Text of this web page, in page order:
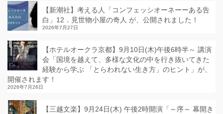
【新潮社】考える人「コンフェッシオーネーーある告
白」12．見世物小屋の奇人 が、公開されました！
2026年7月27日
【ホテルオークラ京都】9月10日(木)午後6時半～ 講演
会「国境を越えて、多様な文化の中を行き抜いてきた
経験から学ぶ 「とらわれない生き方」のヒント」が、
開催されます！
2026年7月26日
【三越文楽】9月24日(木) 午後2時開演「～序～ 幕開き